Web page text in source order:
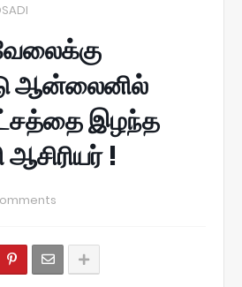
ஆன்லைனில்
இழந்த
!